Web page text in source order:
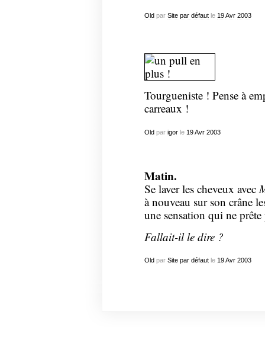
Old par Site par défautle 19 Avr 2003
Tourgueniste ! Pense à
carreaux !
Oldpar igorle 19 Avr 2003
Matin.
Se laver les cheveux avec
à nouveau sur son crâne
une sensation qui ne
Fallait-il le dire ?
Oldpar Site par défautle 19 Avr 2003